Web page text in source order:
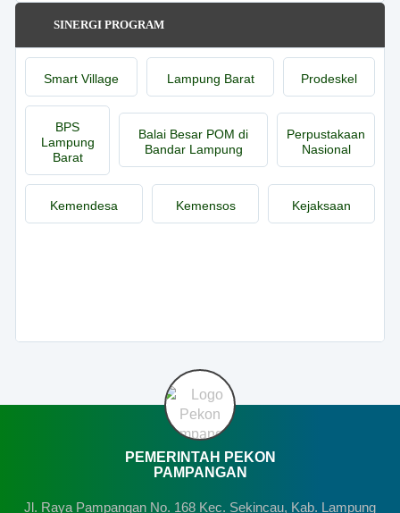
SINERGI PROGRAM
Smart Village Lampung Barat Prodeskel
BPS
Lampung
Barat
Balai Besar POM di
Bandar Lampung
Perpustakaan
Nasional
Kemendesa Kemensos Kejaksaan
PEMERINTAH PEKON
PAMPANGAN
Jl. Raya Pampangan No. 168 Kec. Sekincau, Kab. Lampung